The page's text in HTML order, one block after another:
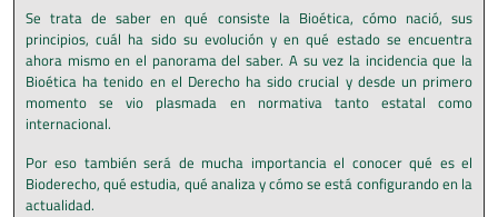
Se trata de saber en qué consiste la Bioética, cómo nació, sus
principios, cuál ha sido su evolución y en qué estado se encuentra
ahora mismo en el panorama del saber. A su vez la incidencia que la
Bioética ha tenido en el Derecho ha sido crucial y desde un primero
momento se vio plasmada en normativa tanto estatal como
internacional.
Por eso también será de mucha importancia el conocer qué es el
Bioderecho, qué estudia, qué analiza y cómo se está configurando en la
actualidad.